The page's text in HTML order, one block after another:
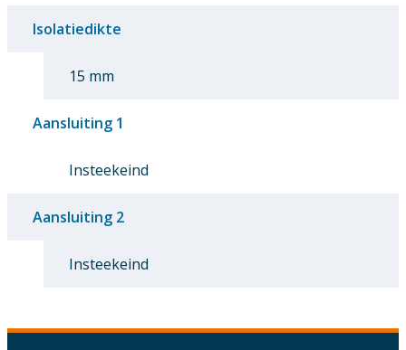
Isolatiedikte
15 mm
Aansluiting 1
Insteekeind
Aansluiting 2
Insteekeind